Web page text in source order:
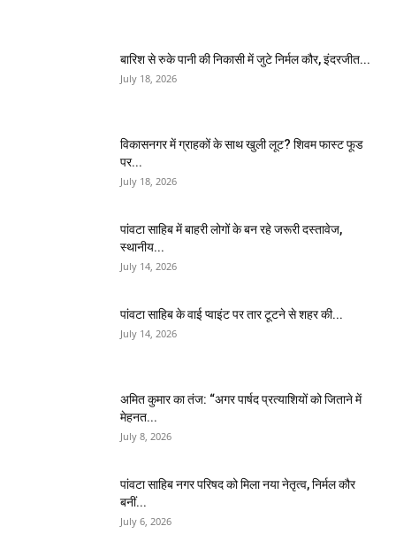
बारिश से रुके पानी की निकासी में जुटे निर्मल कौर, इंदरजीत...
July 18, 2026
विकासनगर में ग्राहकों के साथ खुली लूट? शिवम फास्ट फूड
पर...
July 18, 2026
पांवटा साहिब में बाहरी लोगों के बन रहे जरूरी दस्तावेज,
स्थानीय...
July 14, 2026
पांवटा साहिब के वाई प्वाइंट पर तार टूटने से शहर की...
July 14, 2026
अमित कुमार का तंज: “अगर पार्षद प्रत्याशियों को जिताने में
मेहनत...
July 8, 2026
पांवटा साहिब नगर परिषद को मिला नया नेतृत्व, निर्मल कौर
बनीं...
July 6, 2026